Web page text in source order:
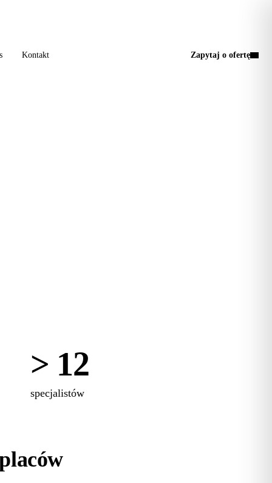
Kontakt Zapytaj o ofertę
> 12
specjalistów